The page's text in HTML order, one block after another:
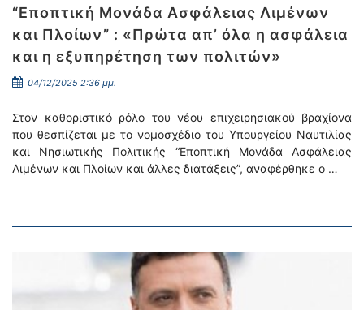
“Εποπτική Μονάδα Ασφάλειας Λιμένων
και Πλοίων” : «Πρώτα απ’ όλα η ασφάλεια
και η εξυπηρέτηση των πολιτών»
04/12/2025 2:36 μμ.
Στον καθοριστικό ρόλο του νέου επιχειρησιακού βραχίονα
που θεσπίζεται με το νομοσχέδιο του Υπουργείου Ναυτιλίας
και Νησιωτικής Πολιτικής “Εποπτική Μονάδα Ασφάλειας
Λιμένων και Πλοίων και άλλες διατάξεις”, αναφέρθηκε ο …